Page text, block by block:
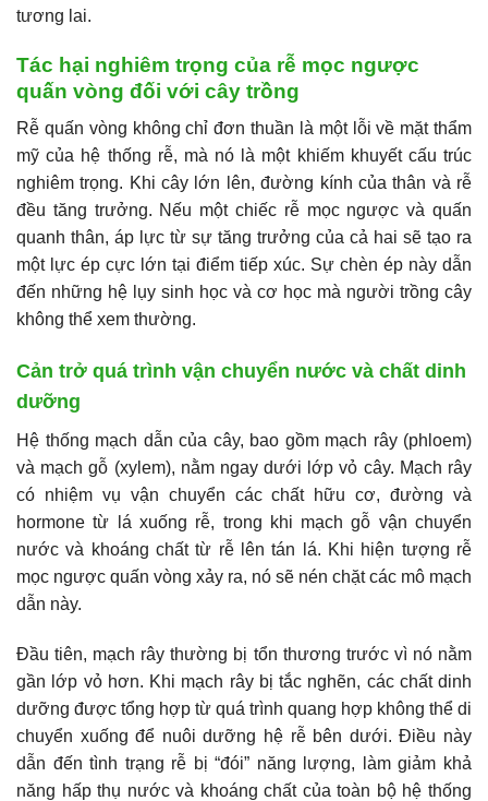
tương lai.
Tác hại nghiêm trọng của rễ mọc ngược
quấn vòng đối với cây trồng
Rễ quấn vòng không chỉ đơn thuần là một lỗi về mặt thẩm
mỹ của hệ thống rễ, mà nó là một khiếm khuyết cấu trúc
nghiêm trọng. Khi cây lớn lên, đường kính của thân và rễ
đều tăng trưởng. Nếu một chiếc rễ mọc ngược và quấn
quanh thân, áp lực từ sự tăng trưởng của cả hai sẽ tạo ra
một lực ép cực lớn tại điểm tiếp xúc. Sự chèn ép này dẫn
đến những hệ lụy sinh học và cơ học mà người trồng cây
không thể xem thường.
Cản trở quá trình vận chuyển nước và chất dinh
dưỡng
Hệ thống mạch dẫn của cây, bao gồm mạch rây (phloem)
và mạch gỗ (xylem), nằm ngay dưới lớp vỏ cây. Mạch rây
có nhiệm vụ vận chuyển các chất hữu cơ, đường và
hormone từ lá xuống rễ, trong khi mạch gỗ vận chuyển
nước và khoáng chất từ rễ lên tán lá. Khi hiện tượng rễ
mọc ngược quấn vòng xảy ra, nó sẽ nén chặt các mô mạch
dẫn này.
Đầu tiên, mạch rây thường bị tổn thương trước vì nó nằm
gần lớp vỏ hơn. Khi mạch rây bị tắc nghẽn, các chất dinh
dưỡng được tổng hợp từ quá trình quang hợp không thể di
chuyển xuống để nuôi dưỡng hệ rễ bên dưới. Điều này
dẫn đến tình trạng rễ bị “đói” năng lượng, làm giảm khả
năng hấp thụ nước và khoáng chất của toàn bộ hệ thống